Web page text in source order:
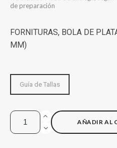
de preparación
FORNITURAS, BOLA DE
MM)
Guía de Tallas
AÑADIR AL